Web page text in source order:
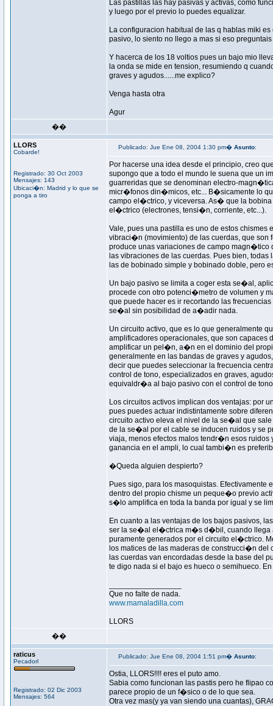
Las pastillas las hay pasivas y activas, como
y luego por el previo lo puedes equalizar.
La configuracion habitual de las q hablas miki
pasivo, lo siento no llego a mas si eso
Y hacerca de los 18 voltios pues un bajo mio
la onda se mide en tension, resumiendo q
graves y agudos......me explico?
Venga hasta otra
Agur
��
LLORS
Cobarde!
Registrado: 30 Oct 2003
Mensajes: 143
Ubicaci�n: Madrid y lo que se
ponga a tiro
Publicado: Jue Ene 08, 2004 1:30 pm� Asunto:
Por hacerse una idea desde el principio, creo
supongo que a todo el mundo le suena que un
guarreridas que se denominan electro-
micr�fonos din�micos, etc... B�sicamente lo
campo el�ctrico, y viceversa. As� que la
el�ctrico (electrones, tensi�n, corriente, etc...).
Vale, pues una pastilla es uno de estos
vibraci�n (movimiento) de las cuerdas, que
produce unas variaciones de campo
las vibraciones de las cuerdas. Pues bien,
las de bobinado simple y bobinado doble, pero
Un bajo pasivo se limita a coger esta se�al,
procede con otro potenci�metro de volumen y
que puede hacer es ir recortando las
se�al sin posibilidad de a�adir nada.
Un circuito activo, que es lo que generalmente
amplificadores operacionales, que son
amplificar un pel�n, a�n en el dominio del
generalmente en las bandas de graves y
decir que puedes seleccionar la frecuencia
control de tono, especializados en graves,
equivaldr�a al bajo pasivo con el control de
Los circuitos activos implican dos ventajas: por
pues puedes actuar indistintamente sobre
circuito activo eleva el nivel de la se�al que
de la se�al por el cable se inducen ruidos y se
viaja, menos efectos malos tendr�n esos
ganancia en el ampli, lo cual tambi�n es
�Queda alguien despierto?
Pues sigo, para los masoquistas.
dentro del propio chisme un peque�o previo
s�lo amplifica en toda la banda por igual y se
En cuanto a las ventajas de los bajos pasivos,
ser la se�al el�ctrica m�s d�bil, cuando llega
puramente generados por el circuito el�ctrico.
los matices de las maderas de construcci�n
las cuerdas van encordadas desde la base del
te digo nada si el bajo es hueco o semihueco.
Que no falte de nada.
www.mamaladilla.com
LLORS
��
raticus
Pecadorl
Registrado: 02 Dic 2003
Mensajes: 564
Publicado: Jue Ene 08, 2004 1:51 pm� Asunto:
Ostia, LLORS!!!! eres el puto amo.
Sabia como funcionan las pastis pero he flipao
parece propio de un f�sico o de lo que sea.
Otra vez mas(y ya van siendo una cuantas),